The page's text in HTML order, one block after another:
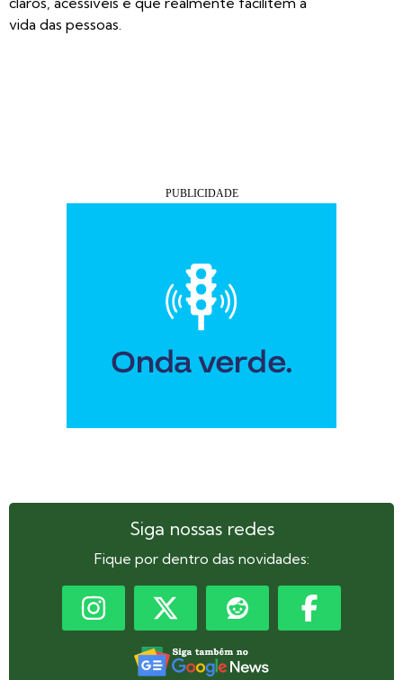
vida das pessoas.
Siga nossas redes
Fique por dentro das novidades: